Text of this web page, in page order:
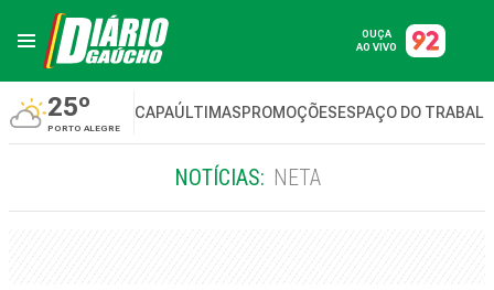
OUÇA
AO VIVO
25º
PORTO ALEGRE
CAPAÚLTIMASPROMOÇÕESESPAÇO DO
NOTÍCIAS: NETA